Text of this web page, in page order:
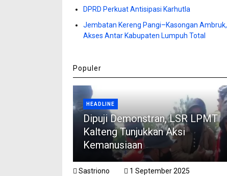
DPRD Perkuat Antisipasi Karhutla
Jembatan Kereng Pangi–Kasongan Ambruk,
Akses Antar Kabupaten Lumpuh Total
Populer
HEADLINE
Dipuji Demonstran, LSR LPMT
Kalteng Tunjukkan Aksi
Kemanusiaan
Sastriono 1 September 2025